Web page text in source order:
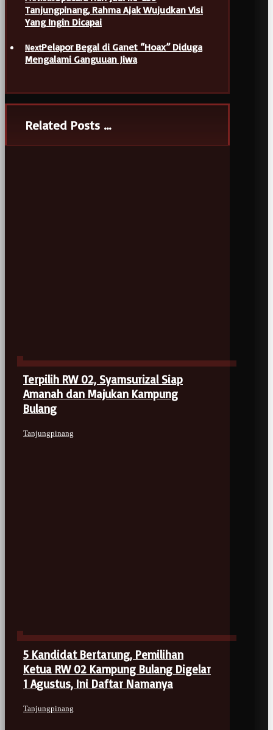
Tanjungpinang, Rahma Ajak Wujudkan Visi
Yang Ingin Dicapai
NextPelapor Begal di Ganet “Hoax” Diduga
Mengalami Ganguuan Jiwa
Related Posts ...
Terpilih RW 02, Syamsurizal Siap
Amanah dan Majukan Kampung
Bulang
Tanjungpinang
5 Kandidat Bertarung, Pemilihan
Ketua RW 02 Kampung Bulang Digelar
1 Agustus, Ini Daftar Namanya
Tanjungpinang